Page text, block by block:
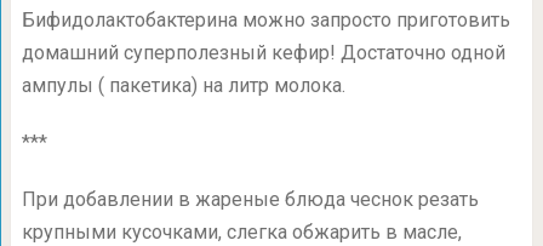
Бифидолактобактерина можно запросто приготовить
домашний суперполезный кефир! Достаточно одной
ампулы ( пакетика) на литр молока.
***
При добавлении в жареные блюда чеснок резать
крупными кусочками, слегка обжарить в масле,